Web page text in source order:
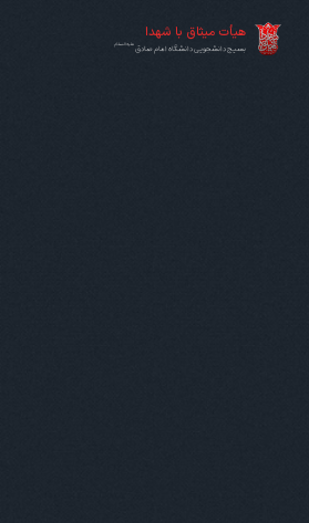
هیأت میثاق با شهدا
بسیج دانشجویی دانشگاه امام صادقعلیه‌السلام